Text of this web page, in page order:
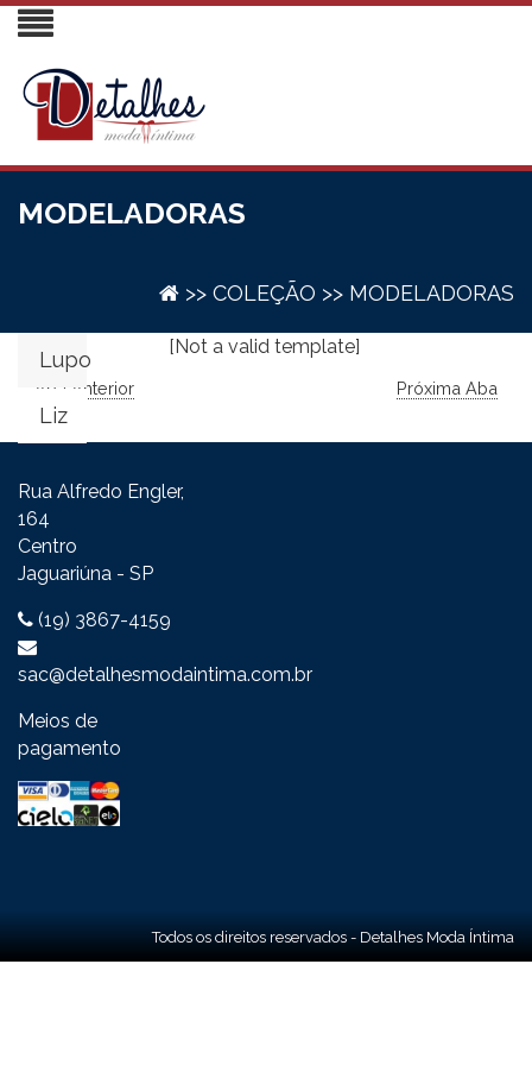
MODELADORAS
>> COLEÇÃO >> MODELADORAS
Lupo
Liz
[Not a valid template]
Aba Anterior Próxima Aba
Rua Alfredo Engler,
164
Centro
Jaguariúna - SP
(19) 3867-4159
sac@detalhesmodaintima.com.br
Meios de
pagamento
Todos os direitos reservados - Detalhes Moda Íntima